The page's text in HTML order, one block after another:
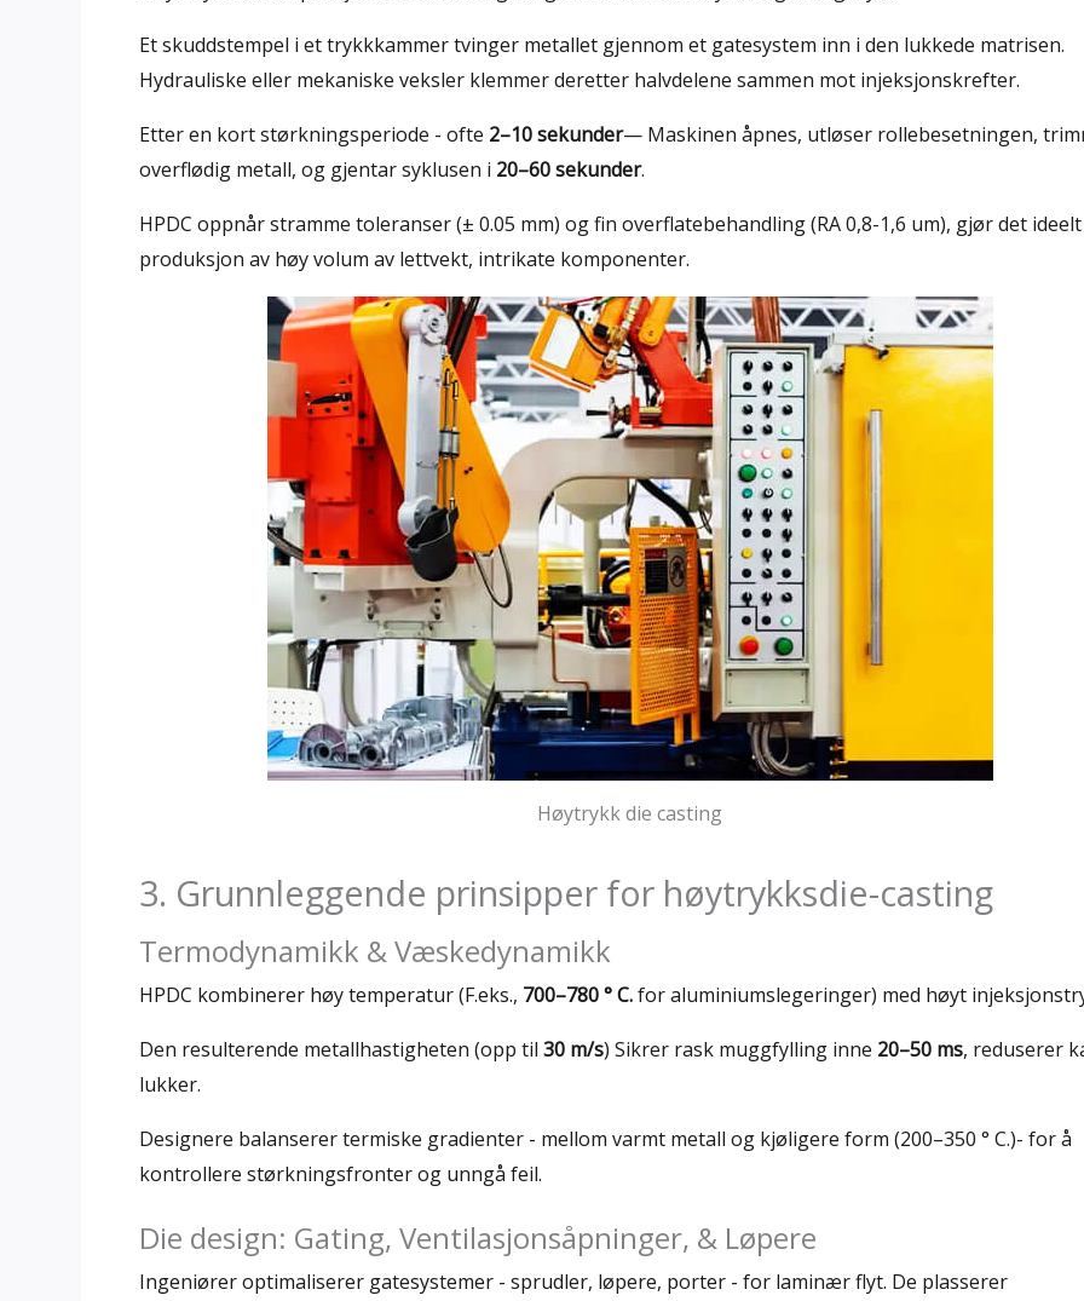
Et skuddstempel i et trykkkammer tvinger metallet gjennom et gatesystem inn i den lukkede matrisen.
Hydrauliske eller mekaniske veksler klemmer deretter halvdelene sammen mot injeksjonskrefter.
Etter en kort størkningsperiode - ofte 2–10 sekunder— Maskinen åpnes, utløser rollebesetningen,
overflødig metall, og gjentar syklusen i 20–60 sekunder.
HPDC oppnår stramme toleranser (± 0.05 mm) og fin overflatebehandling (RA 0,8-1,6 um), gjør det
produksjon av høy volum av lettvekt, intrikate komponenter.
Høytrykk die casting
3. Grunnleggende prinsipper for høytrykksdie-casting
Termodynamikk & Væskedynamikk
HPDC kombinerer høy temperatur (F.eks., 700–780 ° C.for aluminiumslegeringer) med høyt
Den resulterende metallhastigheten (opp til 30 m/s) Sikrer rask muggfylling inne 20–50 ms, reduserer
lukker.
Designere balanserer termiske gradienter - mellom varmt metall og kjøligere form (200–350 ° C.)- for å
kontrollere størkningsfronter og unngå feil.
Die design: Gating, Ventilasjonsåpninger, & Løpere
Ingeniører optimaliserer gatesystemer - sprudler, løpere, porter - for laminær flyt. De plasserer